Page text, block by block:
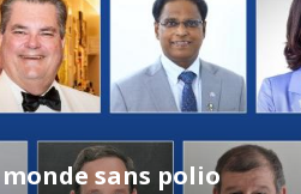
sans polio